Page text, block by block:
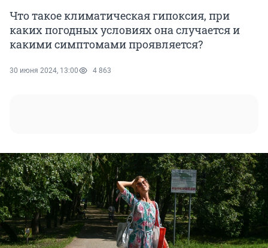
Что такое климатическая гипоксия, при
каких погодных условиях она случается и
какими симптомами проявляется?
30 июня 2024, 13:00 4 863